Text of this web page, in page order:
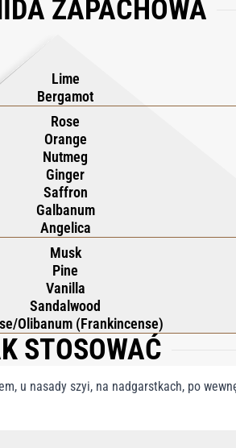
ZAPACHOWA
Lime
Bergamot
Rose
Orange
Nutmeg
Ginger
Saffron
Galbanum
Angelica
Musk
Pine
Vanilla
Sandalwood
Olibanum (Frankincense)
STOSOWAĆ
u nasady szyi, na nadgarstkach, po